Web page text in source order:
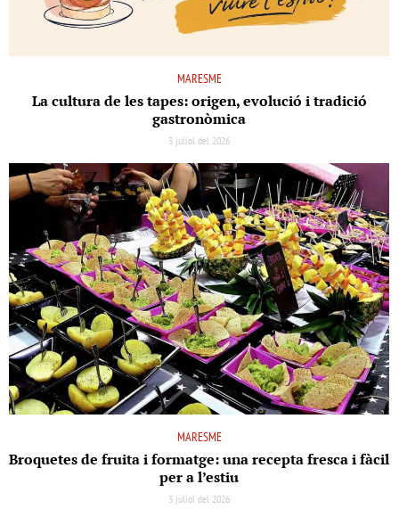
MARESME
La cultura de les tapes: origen, evolució i tradició
gastronòmica
3 juliol del 2026
MARESME
Broquetes de fruita i formatge: una recepta fresca i fàcil
per a l’estiu
3 juliol del 2026